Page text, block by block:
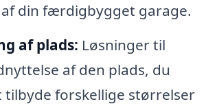
din færdigbygget garage.
af plads: Løsninger til
af den plads, du
tilbyde forskellige størrelser